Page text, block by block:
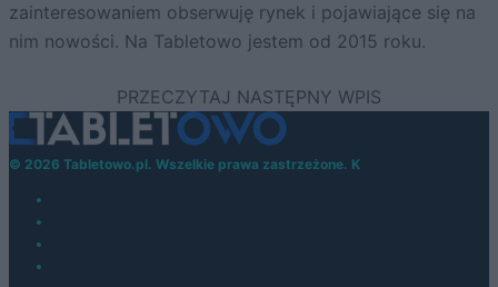
zainteresowaniem obserwuję rynek i pojawiające się na
nim nowości. Na Tabletowo jestem od 2015 roku.
© 2026 Tabletowo.pl. Wszelkie prawa zastrzeżone. K